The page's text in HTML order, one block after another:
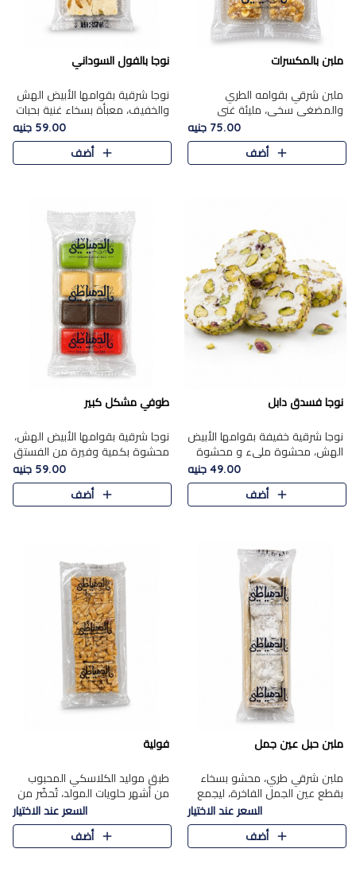
ملبن بالمكسرات
ملبن شرقي بقوامه الطري
والمضغي سخي، مليئة غني
بتشكيلة فاخرة من المكسرات
مشكلة المختارة التي تقدم تضيف
قرمشة مميزة مرضية ونكهة
75.00 جنيه
أضف
نوجا بالفول السوداني
نوجا شرقية بقوامها الأبيض الهش
والخفيف، معبأة بسخاء غنية بحبات
الفول السوداني المحمص التي
يقدم تضيف قرمشة مميزة مرضية
وتوازنًا رائعًا مع حلا..
59.00 جنيه
أضف
نوجا فسدق دابل
نوجا شرقية خفيفة بقوامها الأبيض
الهش، محشوة مليء و محشوة
بـكمية وفيرة من الفستق الفاخر
لتمنحك نكهة مكسرات غنية
وقرمشة مميزة في كل قطعة و
49.00 جنيه
أضف
طوفي مشكل كبير
نوجا شرقية بقوامها الأبيض الهش،
محشوة بكمية وفيرة من الفستق
الفاخر لتمنحك نكهة غنية وقرمشة
مميزة في كل قطعة، لتجربة تجمع
بين الفخامة والمذاق..
59.00 جنيه
أضف
ملبن حبل عين جمل
ملبن شرقي طري، محشو بسخاء
بقطع عين الجمل الفاخرة، ليجمع
بين القوام الناعم وقرمشة الجوز
في مذاق شرقي أصيل.
السعر عند الاختيار
أضف
فولية
طبق موليد الكلاسكي المحبوب
من أشهر حلويات المولد، تُحضّر من
فول سوداني محمص بعناية
ومغلف بطبقة رقيقة من السكر
المكرمل، لتمنحك قرمشة أصيلة
السعر عند الاختيار
أضف